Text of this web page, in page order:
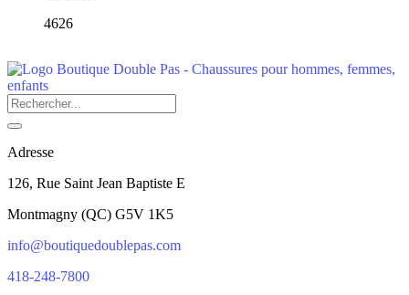
4626
Adresse
126, Rue Saint Jean Baptiste E
Montmagny (QC) G5V 1K5
info@boutiquedoublepas.com
418-248-7800